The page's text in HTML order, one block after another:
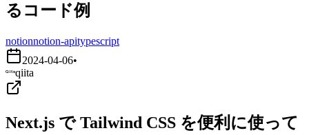
るコード例
notionnotion-apitypescript
2024-04-06•
qiita
Next.js で Tailwind CSS を便利に使って